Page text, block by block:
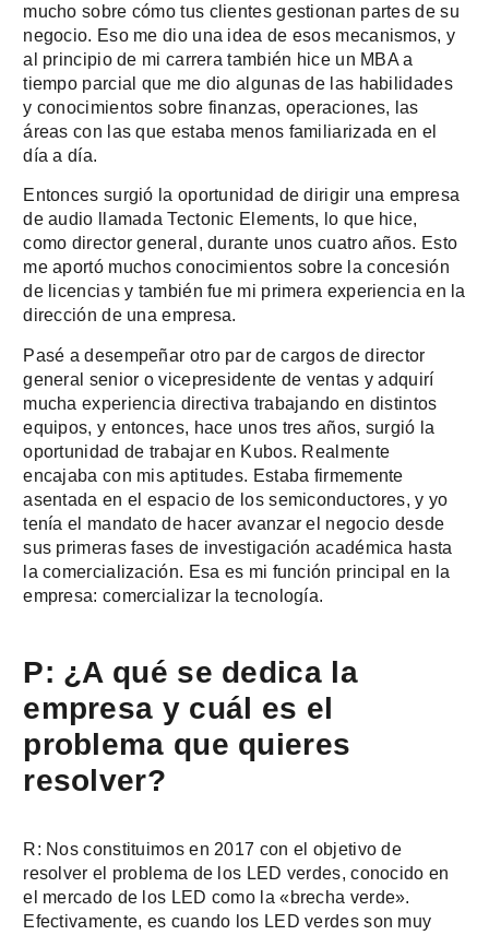
mucho sobre cómo tus clientes gestionan partes de su
negocio. Eso me dio una idea de esos mecanismos, y
al principio de mi carrera también hice un MBA a
tiempo parcial que me dio algunas de las habilidades
y conocimientos sobre finanzas, operaciones, las
áreas con las que estaba menos familiarizada en el
día a día.
Entonces surgió la oportunidad de dirigir una empresa
de audio llamada Tectonic Elements, lo que hice,
como director general, durante unos cuatro años. Esto
me aportó muchos conocimientos sobre la concesión
de licencias y también fue mi primera experiencia en la
dirección de una empresa.
Pasé a desempeñar otro par de cargos de director
general senior o vicepresidente de ventas y adquirí
mucha experiencia directiva trabajando en distintos
equipos, y entonces, hace unos tres años, surgió la
oportunidad de trabajar en Kubos. Realmente
encajaba con mis aptitudes. Estaba firmemente
asentada en el espacio de los semiconductores, y yo
tenía el mandato de hacer avanzar el negocio desde
sus primeras fases de investigación académica hasta
la comercialización. Esa es mi función principal en la
empresa: comercializar la tecnología.
P: ¿A qué se dedica la
empresa y cuál es el
problema que quieres
resolver?
R: Nos constituimos en 2017 con el objetivo de
resolver el problema de los LED verdes, conocido en
el mercado de los LED como la «brecha verde».
Efectivamente, es cuando los LED verdes son muy